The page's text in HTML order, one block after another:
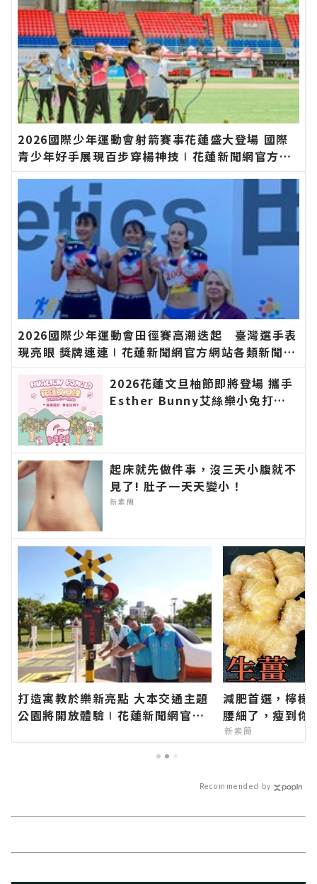
2026國際少年運動會射箭賽事花蓮盛大登場 國際
青少年好手展現百步穿楊神技∣花蓮新聞網官方網
站各類新聞－最快速的今日新聞報導 最新的在地資
2026國際少年運動會田徑賽高潮迭起 臺灣選手表
現亮眼 獎牌連連∣花蓮新聞網官方網站各類新聞－
最快速的今日新聞報導 最新的在地資訊！
2026花蓮文旦柚節即將登場 攜手
Esther Bunny艾絲樂小兔打造
方網站各類新聞－最快速的今日新
聞報導 最新的在地資訊！
起床就先做件事，沒三天小腹就不
見了! 肚子一天天變小！
新素簡
打造寓教於樂新亮點 大本交通主題
公園將開放體驗∣花蓮新聞網官方
減肥首選，檸檬
腰細了，瘦到你
新素簡
Recommended by